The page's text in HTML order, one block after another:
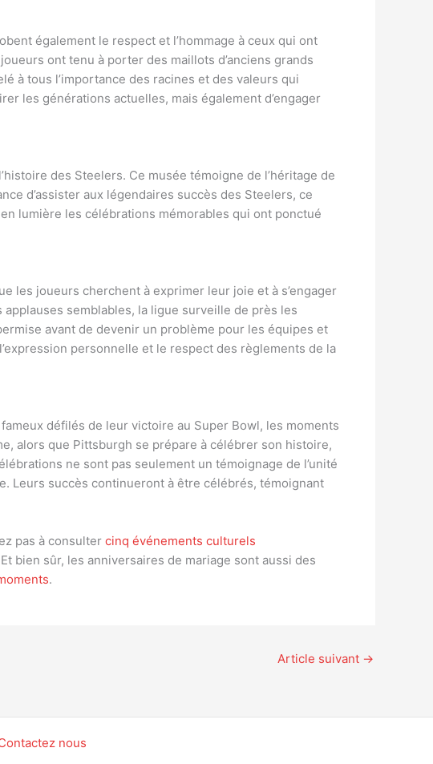
également le respect et l’hommage à ceux qui ont
ont tenu à porter des maillots d’anciens grands
à tous l’importance des racines et des valeurs qui
les générations actuelles, mais également d’engager
des Steelers. Ce musée témoigne de l’héritage de
d’assister aux légendaires succès des Steelers, ce
lumière les célébrations mémorables qui ont ponctué
les joueurs cherchent à exprimer leur joie et à s’engager
semblables, la ligue surveille de près les
avant de devenir un problème pour les équipes et
personnelle et le respect des règlements de la
fameux défilés de leur victoire au Super Bowl, les moments
alors que Pittsburgh se prépare à célébrer son histoire,
ne sont pas seulement un témoignage de l’unité
Leurs succès continueront à être célébrés, témoignant
pas à consulter cinq événements culturels
bien sûr, les anniversaires de mariage sont aussi des
.
Article suivant →
nous